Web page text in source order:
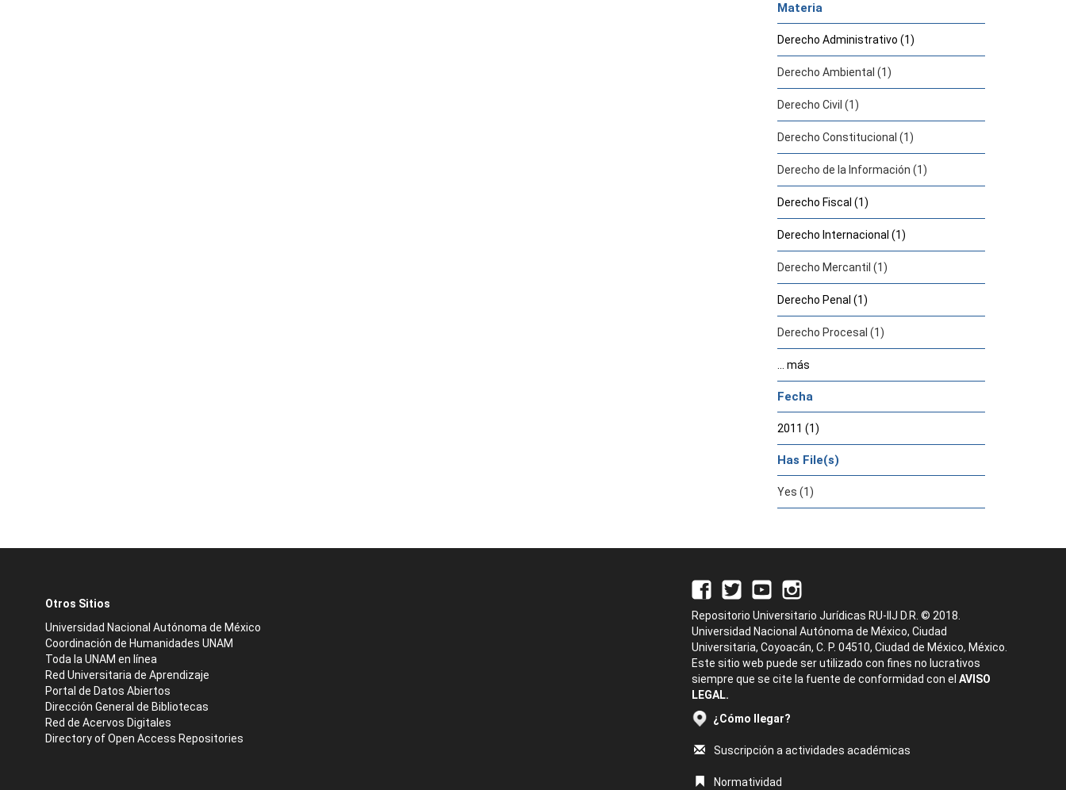
Materia
Derecho Administrativo (1)
Derecho Ambiental (1)
Derecho Civil (1)
Derecho Constitucional (1)
Derecho de la Información (1)
Derecho Fiscal (1)
Derecho Internacional (1)
Derecho Mercantil (1)
Derecho Penal (1)
Derecho Procesal (1)
... más
Fecha
2011 (1)
Has File(s)
Yes (1)
Otros Sitios
Universidad Nacional Autónoma de México
Coordinación de Humanidades UNAM
Toda la UNAM en línea
Red Universitaria de Aprendizaje
Portal de Datos Abiertos
Dirección General de Bibliotecas
Red de Acervos Digitales
Directory of Open Access Repositories
Repositorio Universitario Jurídicas RU-IIJ D.R. © 2018.
Universidad Nacional Autónoma de México, Ciudad
Universitaria, Coyoacán, C. P. 04510, Ciudad de México, México.
Este sitio web puede ser utilizado con fines no lucrativos
siempre que se cite la fuente de conformidad con el AVISO
LEGAL.
¿Cómo llegar?
Suscripción a actividades académicas
Normatividad